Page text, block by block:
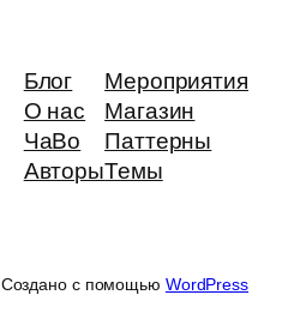
Блог
О нас
ЧаВо
Авторы
Мероприятия
Магазин
Паттерны
Темы
Создано с помощью WordPress